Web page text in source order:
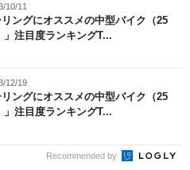
10/11
リングにオススメの中型バイク（25
」注目度ランキングT...
12/19
リングにオススメの中型バイク（25
」注目度ランキングT...
Recommended by